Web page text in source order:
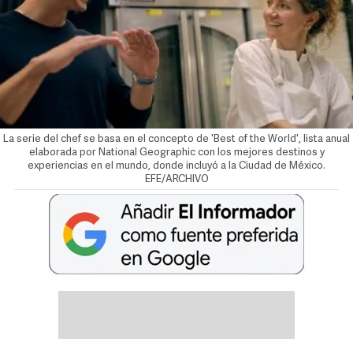
La serie del chef se basa en el concepto de 'Best of the World', lista anual
elaborada por National Geographic con los mejores destinos y
experiencias en el mundo, donde incluyó a la Ciudad de México.
EFE/ARCHIVO